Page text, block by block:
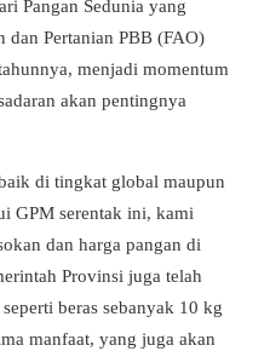
Pangan Sedunia yang
dan Pertanian PBB (FAO)
menjadi momentum
akan pentingnya
di tingkat global maupun
GPM serentak ini, kami
dan harga pangan di
Provinsi juga telah
beras sebanyak 10 kg
manfaat, yang juga akan